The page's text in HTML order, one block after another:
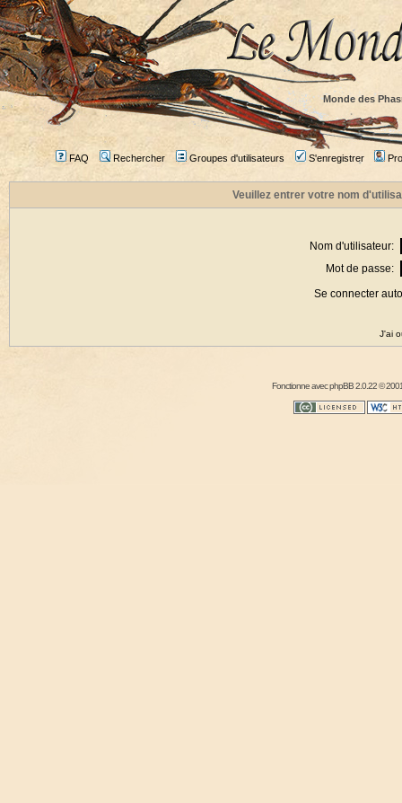
Monde des
FAQ Rechercher Groupes d'utilisateurs S'enregistrer
Veuillez entrer votre nom
Nom d'utilisateur:
Mot de passe:
Se connecter
J'ai
Fonctionne avecphpBB2.0.22 ©